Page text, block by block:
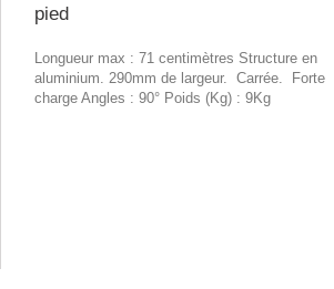
pied
Longueur max : 71 centimètres Structure en
aluminium. 290mm de largeur. Carrée. Forte
charge Angles : 90° Poids (Kg) : 9Kg